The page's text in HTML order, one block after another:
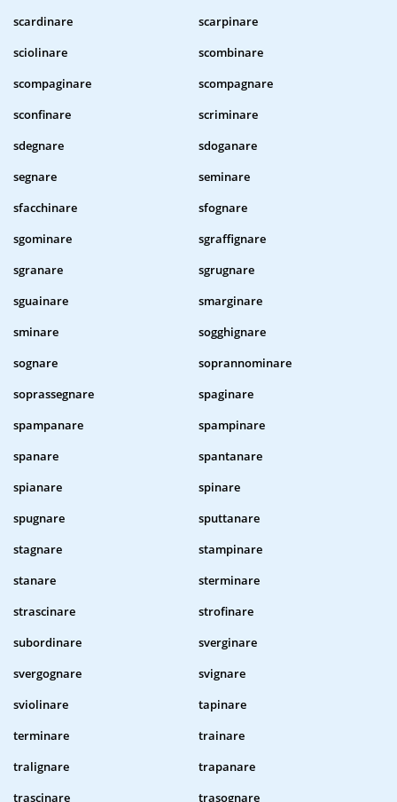
scardinare
scarpinare
sciolinare
scombinare
scompaginare
scompagnare
sconfinare
scriminare
sdegnare
sdoganare
segnare
seminare
sfacchinare
sfognare
sgominare
sgraffignare
sgranare
sgrugnare
sguainare
smarginare
sminare
sogghignare
sognare
soprannominare
soprassegnare
spaginare
spampanare
spampinare
spanare
spantanare
spianare
spinare
spugnare
sputtanare
stagnare
stampinare
stanare
sterminare
strascinare
strofinare
subordinare
sverginare
svergognare
svignare
sviolinare
tapinare
terminare
trainare
tralignare
trapanare
trascinare
trasognare